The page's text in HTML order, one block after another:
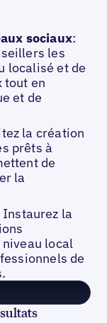
sociaux:
les
localisé et de
tout en
et de
la création
prêts à
de
la
Instaurez la
local
de